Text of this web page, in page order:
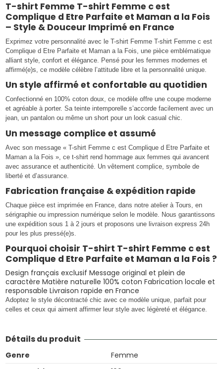
T-shirt Femme T-shirt Femme c est
Complique d Etre Parfaite et Maman a la Fois
– Style & Douceur Imprimé en France
Exprimez votre personnalité avec le T-shirt Femme T-shirt Femme c est
Complique d Etre Parfaite et Maman a la Fois, une pièce emblématique
alliant style, confort et élégance. Pensé pour les femmes modernes et
affirmé(e)s, ce modèle célèbre l’attitude libre et la personnalité unique.
Un style affirmé et confortable au quotidien
Confectionné en 100% coton doux, ce modèle offre une coupe moderne
et agréable à porter. Sa teinte intemporelle s’accorde facilement avec un
jean, un pantalon ou même un short pour un look casual chic.
Un message complice et assumé
Avec son message « T-shirt Femme c est Complique d Etre Parfaite et
Maman a la Fois », ce t-shirt rend hommage aux femmes qui avancent
avec assurance et authenticité. Un vêtement complice, symbole de
liberté et d’assurance.
Fabrication française & expédition rapide
Chaque pièce est imprimée en France, dans notre atelier à Tours, en
sérigraphie ou impression numérique selon le modèle. Nous garantissons
une expédition sous 1 à 2 jours et proposons une livraison express 24h
pour les plus pressé(e)s.
Pourquoi choisir T-shirt T-shirt Femme c est
Complique d Etre Parfaite et Maman a la Fois ?
Design français exclusif Message original et plein de
caractère Matière naturelle 100% coton Fabrication locale et
responsable Livraison rapide en France
Adoptez le style décontracté chic avec ce modèle unique, parfait pour
celles et ceux qui aiment affirmer leur style avec légèreté et élégance.
Détails du produit
Genre
Femme